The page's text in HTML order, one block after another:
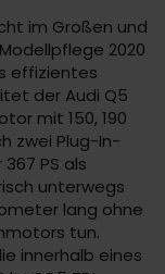
im Großen und
2020
effizientes
der Audi Q5
mit 150, 190
zwei Plug-In-
PS als
unterwegs
lang ohne
tun.
innerhalb eines